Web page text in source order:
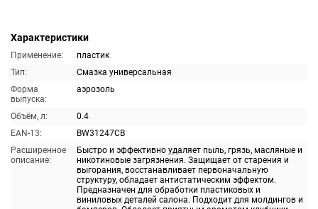
Характеристики
Применение:
пластик
Тип:
Смазка универсальная
Форма
выпуска:
аэрозоль
Объём, л:
0.4
EAN-13:
BW31247CB
Расширенное
описание:
Быстро и эффективно удаляет пыль, грязь, масляные и
никотиновые загрязнения. Защищает от старения и
выгорания, восстанавливает первоначальную
структуру, обладает антистатическим эффектом.
Предназначен для обработки пластиковых и
виниловых деталей салона. Подходит для молдингов и